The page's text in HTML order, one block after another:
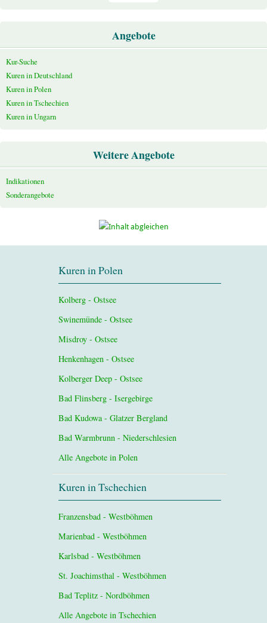
Angebote
Kur-Suche
Kuren in Deutschland
Kuren in Polen
Kuren in Tschechien
Kuren in Ungarn
Weitere Angebote
Indikationen
Sonderangebote
Kuren in Polen
Kolberg - Ostsee
Swinemünde - Ostsee
Misdroy - Ostsee
Henkenhagen - Ostsee
Kolberger Deep - Ostsee
Bad Flinsberg - Isergebirge
Bad Kudowa - Glatzer Bergland
Bad Warmbrunn - Niederschlesien
Alle Angebote in Polen
Kuren in Tschechien
Franzensbad - Westböhmen
Marienbad - Westböhmen
Karlsbad - Westböhmen
St. Joachimsthal - Westböhmen
Bad Teplitz - Nordböhmen
Alle Angebote in Tschechien